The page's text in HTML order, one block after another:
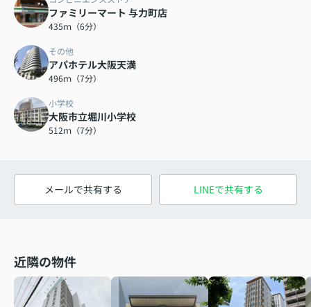
ファミリーマート 与力町店
435ｍ（6分）
その他
アパホテル大阪天満
496ｍ（7分）
小学校
大阪市立堀川小学校
512ｍ（7分）
メールで共有する LINEで共有する
近隣の物件